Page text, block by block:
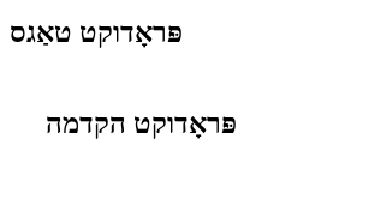
פּראָדוקט טאַגס
פּראָדוקט הקדמה